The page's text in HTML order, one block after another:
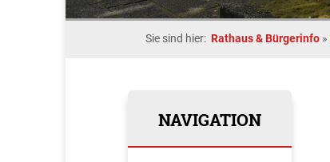
Sie sind hier: Rathaus & Bürgerinfo »
NAVIGATION